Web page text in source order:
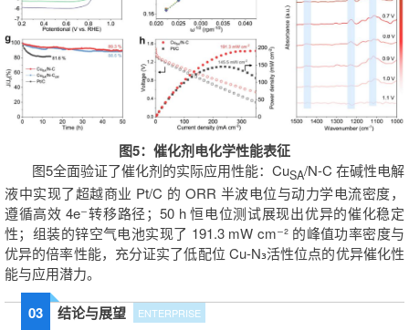
图5：催化剂电化学性能表征
图5全面验证了催化剂的实际应用性能：CuSA/N-C 在碱性电解
液中实现了超越商业 Pt/C 的 ORR 半波电位与动力学电流密度，
遵循高效 4e⁻转移路径；50 h 恒电位测试展现出优异的催化稳定
性；组装的锌空气电池实现了 191.3 mW cm⁻² 的峰值功率密度与
优异的倍率性能，充分证实了低配位 Cu-N₃活性位点的优异催化性
能与应用潜力。
03 结论与展望 ENTERPRISE